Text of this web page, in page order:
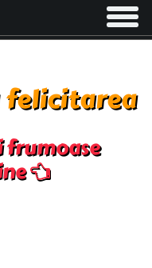
Toggle
felicitarea